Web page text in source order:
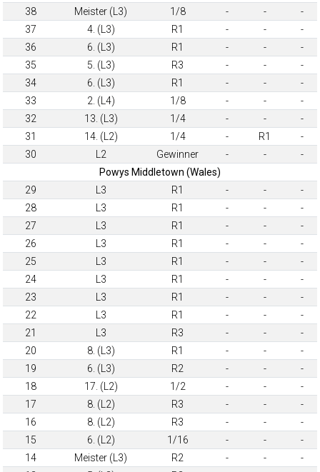
38
Meister (L3) 1/8 - -
-
37
4. (L3) R1 - -
-
36
6. (L3) R1 - -
-
35
5. (L3) R3 - -
-
34
6. (L3) R1 - -
-
33
2. (L4) 1/8 - -
-
32
13. (L3) 1/4 - -
-
31
14. (L2) 1/4 - R1
-
30
L2 Gewinner - -
-
Powys Middletown (Wales)
29
L3 R1 - -
-
28
L3 R1 - -
-
27
L3 R1 - -
-
26
L3 R1 - -
-
25
L3 R1 - -
-
24
L3 R1 - -
-
23
L3 R1 - -
-
22
L3 R1 - -
-
21
L3 R3 - -
-
20
8. (L3) R1 - -
-
19
6. (L3) R2 - -
-
18
17. (L2) 1/2 - -
-
17
8. (L2) R3 - -
-
16
8. (L2) R3 - -
-
15
6. (L2) 1/16 - -
-
14
Meister (L3) R2 - -
-